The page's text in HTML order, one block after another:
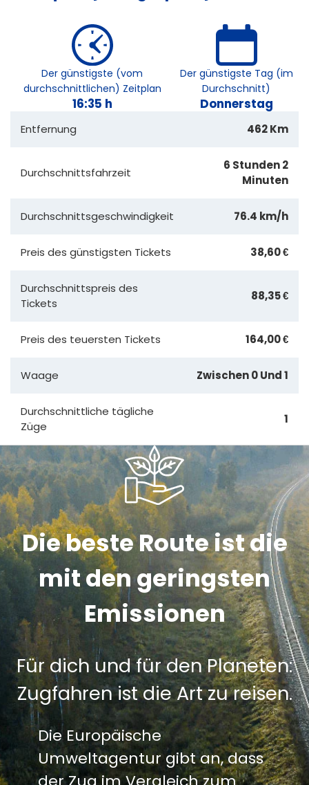
Der günstigste (vom
durchschnittlichen) Zeitplan
16:35 h
Der günstigste Tag (im
Durchschnitt)
Donnerstag
Entfernung 462 Km
Durchschnittsfahrzeit
6 Stunden 2
Minuten
Durchschnittsgeschwindigkeit 76.4 km/h
Preis des günstigsten Tickets 38,60 €
Durchschnittspreis des
Tickets
88,35 €
Preis des teuersten Tickets 164,00 €
Waage Zwischen 0 Und 1
Durchschnittliche tägliche
Züge
1
Die beste Route ist die
mit den geringsten
Emissionen
Für dich und für den Planeten:
Zugfahren ist die Art zu reisen.
Die Europäische
Umweltagentur gibt an, dass